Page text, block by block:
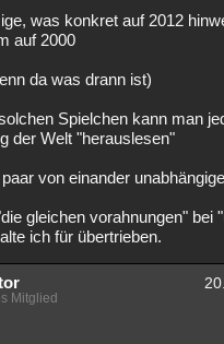
was konkret auf 2012
auf 2000
da was drann ist)
Spielchen kann man
der Welt "herauslesen"
von einander
gleichen vorahnungen" bei
ich für übertrieben.
Mitglied